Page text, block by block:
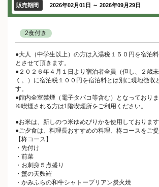
販売期間 2026年02月01日 ～ 2026年09月29日
2食付き
●大人（中学生以上）の方は入湯税１５０円を宿泊
とさせて頂きます。
●２０２６年４月１日より宿泊者全員（但し、２歳
く。）に宿泊税１００円を宿泊料とは別に現地徴収
す。
●館内全室禁煙（電子タバコ等含む）となっておりま
※喫煙される方は1階喫煙所をご利用ください。
●お米は、新しのつ米ゆめぴりかを使用しております
●ご夕食は、料理長おすすめの料理、柊コースをご提
【柊コース】
・先付け
・前菜
・お刺身５点盛り
・蟹の天麩羅
・かみふらの和牛シャトーブリアン炭火焼